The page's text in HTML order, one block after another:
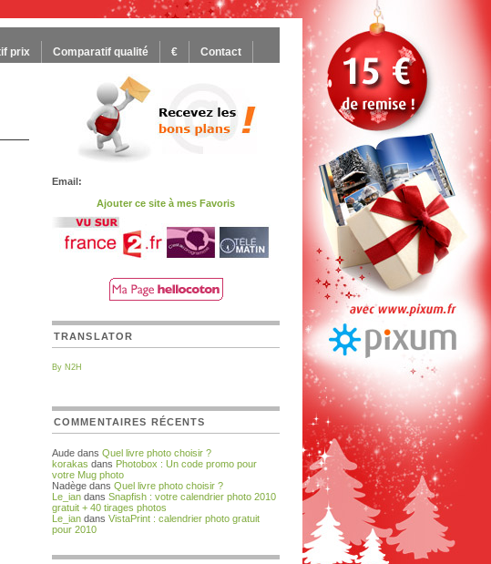
prix Comparatif qualité € Contact
Email:
Ajouter ce site à mes Favoris
TRANSLATOR
By N2H
COMMENTAIRES RÉCENTS
Aude dans Quel livre photo choisir ?
korakas dans Photobox : Un code promo pour
votre Mug photo
Nadège dans Quel livre photo choisir ?
Le_ian dans Snapfish : votre calendrier photo 2010
gratuit + 40 tirages photos
Le_ian dans VistaPrint : calendrier photo gratuit
pour 2010